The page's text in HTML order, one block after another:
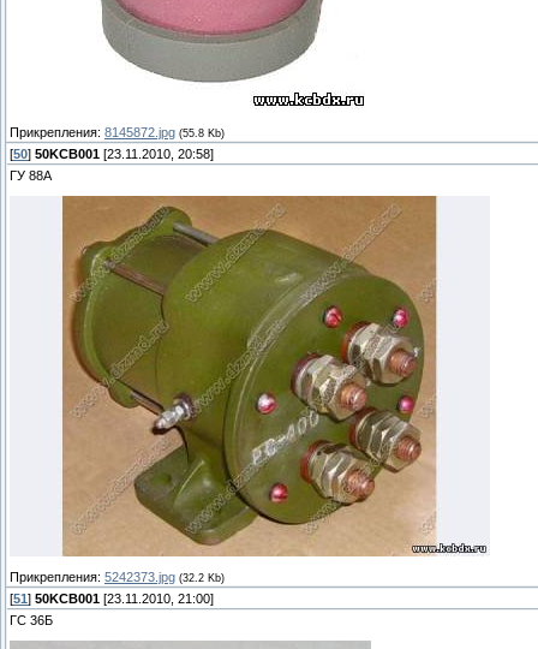
Прикрепления: 8145872.jpg (55.8 Kb)
[50] 50KCB001 [23.11.2010, 20:58]
ГУ 88А
Прикрепления: 5242373.jpg (32.2 Kb)
[51 ] 50KCB001 [23.11.2010, 21:00]
ГС 36Б